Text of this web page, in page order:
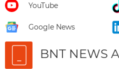
YouTube
Google News
BNT NEWS